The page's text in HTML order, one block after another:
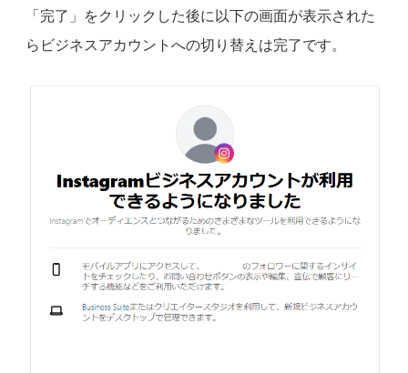
「完了」をクリックした後に以下の画面が表示された
らビジネスアカウントへの切り替えは完了です。